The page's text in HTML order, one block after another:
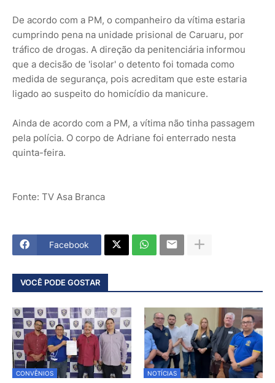
De acordo com a PM, o companheiro da vítima estaria
cumprindo pena na unidade prisional de Caruaru, por
tráfico de drogas. A direção da penitenciária informou
que a decisão de 'isolar' o detento foi tomada como
medida de segurança, pois acreditam que este estaria
ligado ao suspeito do homicídio da manicure.
Ainda de acordo com a PM, a vítima não tinha passagem
pela polícia. O corpo de Adriane foi enterrado nesta
quinta-feira.
Fonte: TV Asa Branca
Facebook
VOCÊ PODE GOSTAR
CONVÊNIOS NOTÍCIAS